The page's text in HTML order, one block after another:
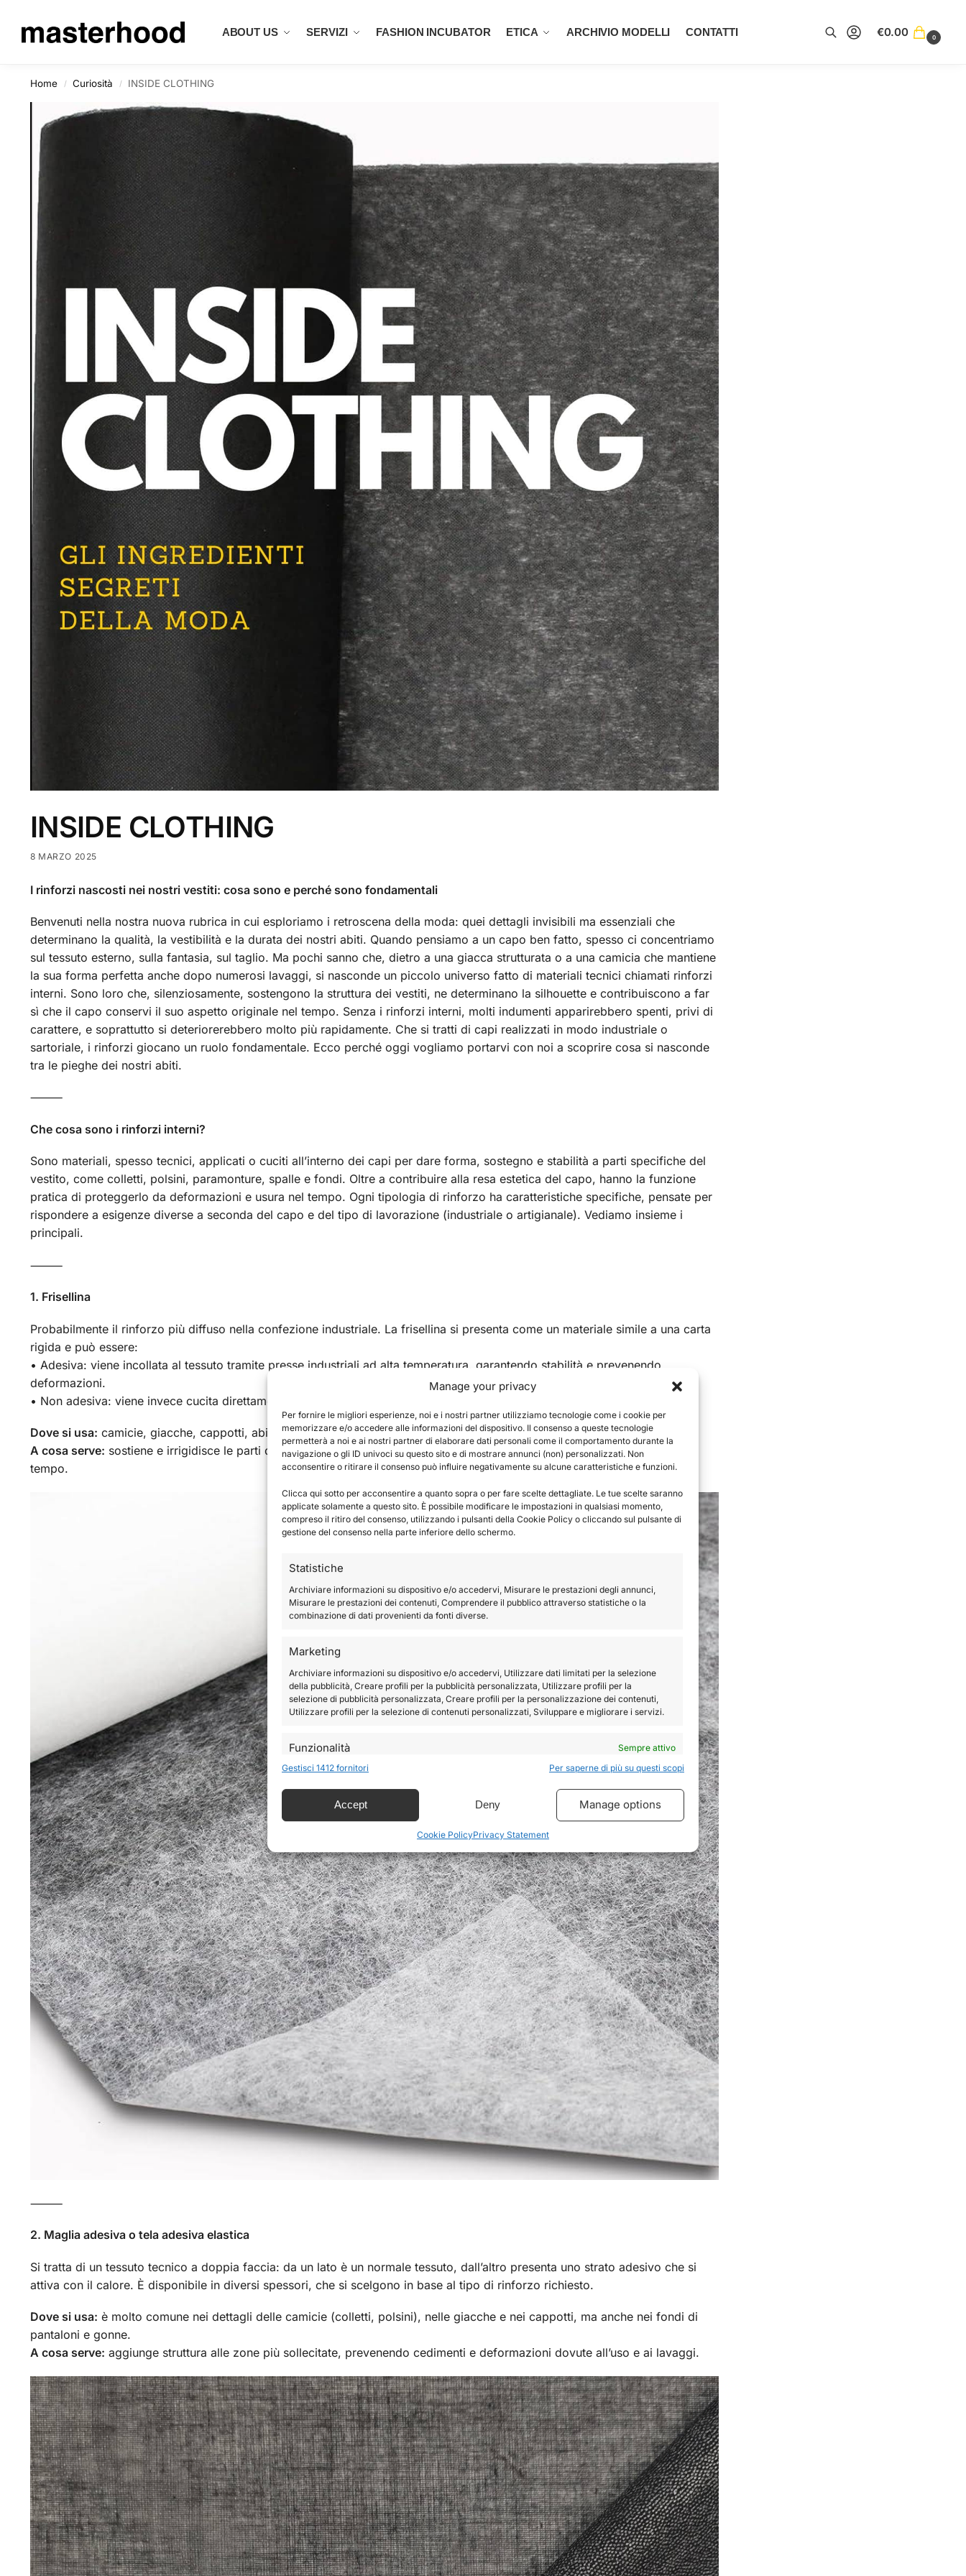
Manage your privacy
Per fornire le migliori esperienze, noi e i nostri partner utilizziamo tecnologie come i cookie per
memorizzare e/o accedere alle informazioni del dispositivo. Il consenso a queste tecnologie
permetterà a noi e ai nostri partner di elaborare dati personali come il comportamento durante la
navigazione o gli ID univoci su questo sito e di mostrare annunci (non) personalizzati. Non
acconsentire o ritirare il consenso può influire negativamente su alcune caratteristiche e funzioni.
Clicca qui sotto per acconsentire a quanto sopra o per fare scelte dettagliate. Le tue scelte saranno
applicate solamente a questo sito. È possibile modificare le impostazioni in qualsiasi momento,
compreso il ritiro del consenso, utilizzando i pulsanti della Cookie Policy o cliccando sul pulsante di
gestione del consenso nella parte inferiore dello schermo.
Statistiche
Archiviare informazioni su dispositivo e/o accedervi, Misurare le prestazioni degli annunci,
Misurare le prestazioni dei contenuti, Comprendere il pubblico attraverso statistiche o la
combinazione di dati provenienti da fonti diverse.
Marketing
Archiviare informazioni su dispositivo e/o accedervi, Utilizzare dati limitati per la selezione
della pubblicità, Creare profili per la pubblicità personalizzata, Utilizzare profili per la
selezione di pubblicità personalizzata, Creare profili per la personalizzazione dei contenuti,
Utilizzare profili per la selezione di contenuti personalizzati, Sviluppare e migliorare i servizi.
Funzionalità
Sempre attivo
Abbinare e combinare dati provenienti da altre fonti di dati, Collegare diversi
Garantire la sicurezza, prevenire e rilevare frodi, correggere
comunicare le scelte sulla privacy.
Gestisci 1412 fornitori Per saperne di più su questi scopi
Accept Deny Manage options
Cookie PolicyPrivacy Statement
ABOUT US SERVIZI FASHION INCUBATOR ETICA ARCHIVIO MODELLI CONTATTI €0.00 0
Home / Curiosità / INSIDE CLOTHING
INSIDE CLOTHING
8 MARZO 2025
I rinforzi nascosti nei nostri vestiti: cosa sono e perché sono fondamentali
Benvenuti nella nostra nuova rubrica in cui esploriamo i retroscena della moda: quei dettagli invisibili ma essenziali che
determinano la qualità, la vestibilità e la durata dei nostri abiti. Quando pensiamo a un capo ben fatto, spesso ci concentriamo
sul tessuto esterno, sulla fantasia, sul taglio. Ma pochi sanno che, dietro a una giacca strutturata o a una camicia che mantiene
la sua forma perfetta anche dopo numerosi lavaggi, si nasconde un piccolo universo fatto di materiali tecnici chiamati rinforzi
interni. Sono loro che, silenziosamente, sostengono la struttura dei vestiti, ne determinano la silhouette e contribuiscono a far
sì che il capo conservi il suo aspetto originale nel tempo. Senza i rinforzi interni, molti indumenti apparirebbero spenti, privi di
carattere, e soprattutto si deteriorerebbero molto più rapidamente. Che si tratti di capi realizzati in modo industriale o
sartoriale, i rinforzi giocano un ruolo fondamentale. Ecco perché oggi vogliamo portarvi con noi a scoprire cosa si nasconde
tra le pieghe dei nostri abiti.
⸻
Che cosa sono i rinforzi interni?
Sono materiali, spesso tecnici, applicati o cuciti all’interno dei capi per dare forma, sostegno e stabilità a parti specifiche del
vestito, come colletti, polsini, paramonture, spalle e fondi. Oltre a contribuire alla resa estetica del capo, hanno la funzione
pratica di proteggerlo da deformazioni e usura nel tempo. Ogni tipologia di rinforzo ha caratteristiche specifiche, pensate per
rispondere a esigenze diverse a seconda del capo e del tipo di lavorazione (industriale o artigianale). Vediamo insieme i
principali.
⸻
1. Frisellina
Probabilmente il rinforzo più diffuso nella confezione industriale. La frisellina si presenta come un materiale simile a una carta
rigida e può essere:
• Adesiva: viene incollata al tessuto tramite presse industriali ad alta temperatura, garantendo stabilità e prevenendo
deformazioni.
• Non adesiva: viene invece cucita direttamente al tessuto e permette di ottenere un effetto più morbido e naturale.
Dove si usa: camicie, giacche, cappotti, abiti e rinforzi interni in generale.
A cosa serve: sostiene e irrigidisce le parti del capo che rischierebbero di cedere con l’uso, mantenendone la forma nel
tempo.
⸻
2. Maglia adesiva o tela adesiva elastica
Si tratta di un tessuto tecnico a doppia faccia: da un lato è un normale tessuto, dall’altro presenta uno strato adesivo che si
attiva con il calore. È disponibile in diversi spessori, che si scelgono in base al tipo di rinforzo richiesto.
Dove si usa: è molto comune nei dettagli delle camicie (colletti, polsini), nelle giacche e nei cappotti, ma anche nei fondi di
pantaloni e gonne.
A cosa serve: aggiunge struttura alle zone più sollecitate, prevenendo cedimenti e deformazioni dovute all’uso e ai lavaggi.